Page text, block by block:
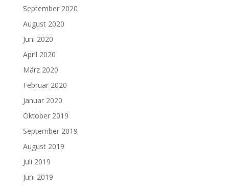
September 2020
August 2020
Juni 2020
April 2020
März 2020
Februar 2020
Januar 2020
Oktober 2019
September 2019
August 2019
Juli 2019
Juni 2019